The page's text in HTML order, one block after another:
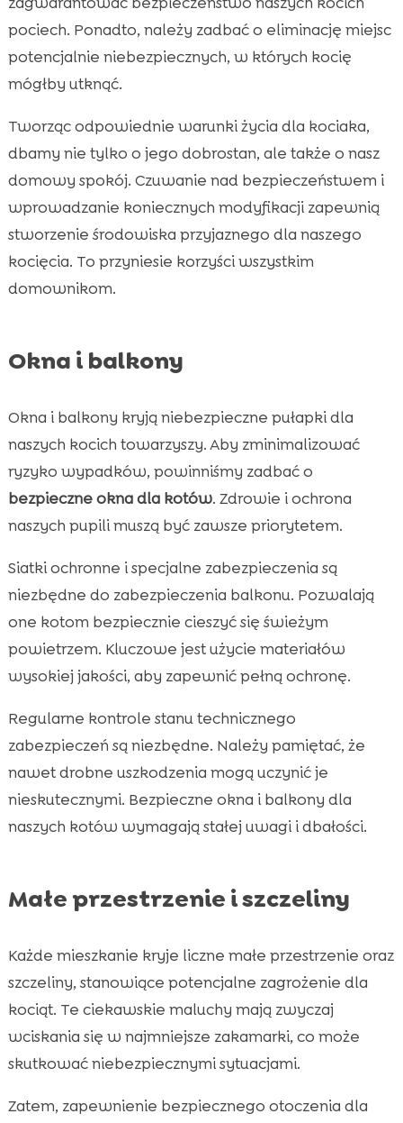
pociech. Ponadto, należy zadbać o eliminację miejsc
potencjalnie niebezpiecznych, w których kocię
mógłby utknąć.
Tworząc odpowiednie warunki życia dla kociaka,
dbamy nie tylko o jego dobrostan, ale także o nasz
domowy spokój. Czuwanie nad bezpieczeństwem i
wprowadzanie koniecznych modyfikacji zapewnią
stworzenie środowiska przyjaznego dla naszego
kocięcia. To przyniesie korzyści wszystkim
domownikom.
Okna i balkony
Okna i balkony kryją niebezpieczne pułapki dla
naszych kocich towarzyszy. Aby zminimalizować
ryzyko wypadków, powinniśmy zadbać o
bezpieczne okna dla kotów. Zdrowie i ochrona
naszych pupili muszą być zawsze priorytetem.
Siatki ochronne i specjalne zabezpieczenia są
niezbędne do zabezpieczenia balkonu. Pozwalają
one kotom bezpiecznie cieszyć się świeżym
powietrzem. Kluczowe jest użycie materiałów
wysokiej jakości, aby zapewnić pełną ochronę.
Regularne kontrole stanu technicznego
zabezpieczeń są niezbędne. Należy pamiętać, że
nawet drobne uszkodzenia mogą uczynić je
nieskutecznymi. Bezpieczne okna i balkony dla
naszych kotów wymagają stałej uwagi i dbałości.
Małe przestrzenie i szczeliny
Każde mieszkanie kryje liczne małe przestrzenie oraz
szczeliny, stanowiące potencjalne zagrożenie dla
kociąt. Te ciekawskie maluchy mają zwyczaj
wciskania się w najmniejsze zakamarki, co może
skutkować niebezpiecznymi sytuacjami.
Zatem, zapewnienie bezpiecznego otoczenia dla